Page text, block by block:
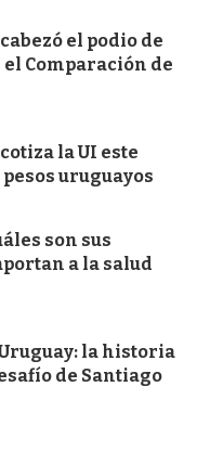
el podio de
Comparación de
la UI este
pesos uruguayos
son sus
a la salud
la historia
de Santiago